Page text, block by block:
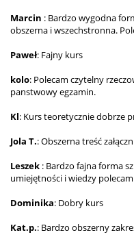
Marcin : Bardzo wygodna
obszerna i wszechstronna.
Paweł: Fajny kurs
kolo: Polecam czytelny
panstwowy egzamin.
Kl: Kurs teoretycznie dobrze
Jola T.: Obszerna treść
Leszek : Bardzo fajna forma
umiejętności i wiedzy polecam
Dominika: Dobry kurs
Kat.p.: Bardzo obszerny